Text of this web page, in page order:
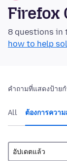
Firefox
8 questions in
how to help
คำถามที่แสดงป้าย
All ต้องการควา